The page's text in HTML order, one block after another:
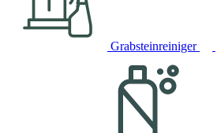
Grabsteinreiniger